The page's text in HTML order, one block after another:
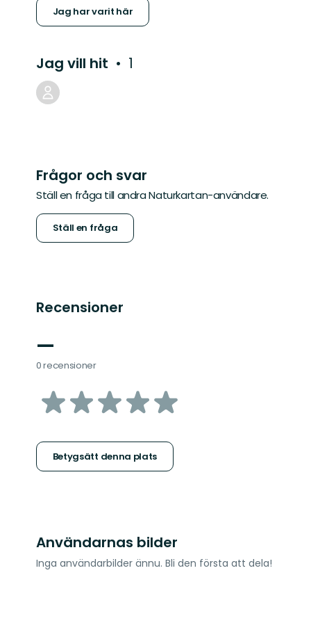
Jag har varit här
Jag vill hit 1
Frågor och svar
Ställ en fråga till andra Naturkartan-användare.
Ställ en fråga
Recensioner
—
0 recensioner
av
stjärnor
Betygsätt denna plats
Användarnas bilder
Inga användarbilder ännu. Bli den första att dela!